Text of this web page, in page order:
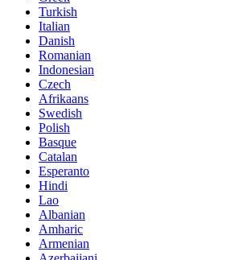
Turkish
Italian
Danish
Romanian
Indonesian
Czech
Afrikaans
Swedish
Polish
Basque
Catalan
Esperanto
Hindi
Lao
Albanian
Amharic
Armenian